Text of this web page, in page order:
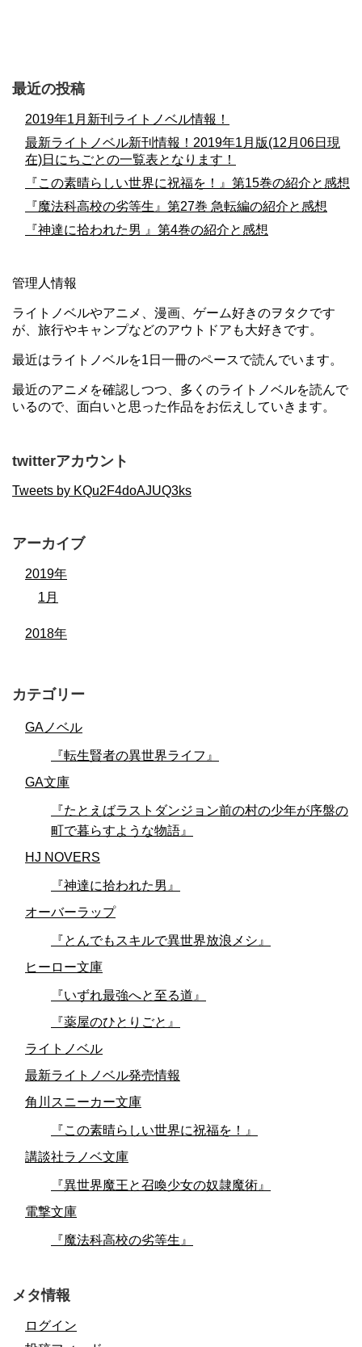
最近の投稿
2019年1月新刊ライトノベル情報！
最新ライトノベル新刊情報！2019年1月版(12月06日現
在)日にちごとの一覧表となります！
『この素晴らしい世界に祝福を！』第15巻の紹介と感想
『魔法科高校の劣等生』第27巻 急転編の紹介と感想
『神達に拾われた男 』第4巻の紹介と感想
管理人情報
ライトノベルやアニメ、漫画、ゲーム好きのヲタクです
が、旅行やキャンプなどのアウトドアも大好きです。
最近はライトノベルを1日一冊のペースで読んでいます。
最近のアニメを確認しつつ、多くのライトノベルを読んで
いるので、面白いと思った作品をお伝えしていきます。
twitterアカウント
Tweets by KQu2F4doAJUQ3ks
アーカイブ
2019年
1月
2018年
カテゴリー
GAノベル
『転生賢者の異世界ライフ』
GA文庫
『たとえばラストダンジョン前の村の少年が序盤の
町で暮らすような物語』
HJ NOVERS
『神達に拾われた男』
オーバーラップ
『とんでもスキルで異世界放浪メシ』
ヒーロー文庫
『いずれ最強へと至る道』
『薬屋のひとりごと』
ライトノベル
最新ライトノベル発売情報
角川スニーカー文庫
『この素晴らしい世界に祝福を！』
講談社ラノベ文庫
『異世界魔王と召喚少女の奴隷魔術』
電撃文庫
『魔法科高校の劣等生』
メタ情報
ログイン